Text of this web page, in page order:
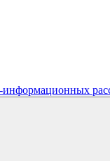
информационных